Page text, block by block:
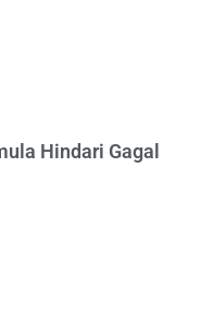
Hindari Gagal